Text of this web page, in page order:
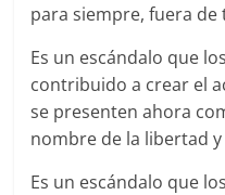
para siempre, fuera
Es un escándalo que
contribuido a crear el
se presenten ahora
nombre de la libertad
Es un escándalo que